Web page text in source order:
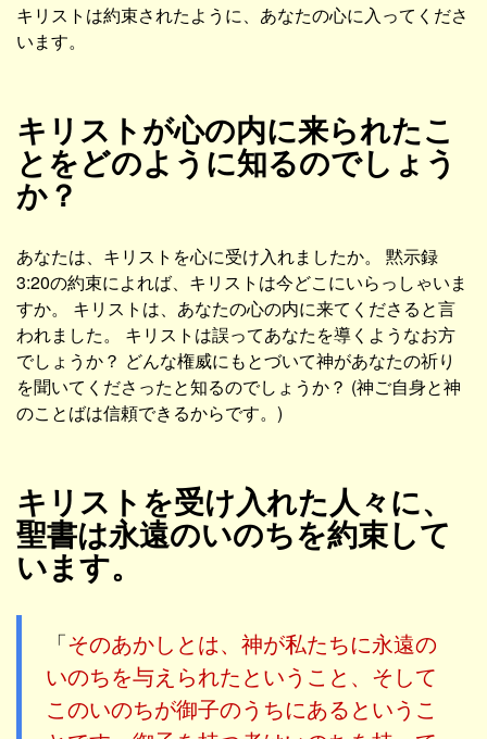
キリストは約束されたように、あなたの心に入ってくださ
います。
キリストが心の内に来られたこ
とをどのように知るのでしょう
か？
あなたは、キリストを心に受け入れましたか。 黙示録
3:20の約束によれば、キリストは今どこにいらっしゃいま
すか。 キリストは、あなたの心の内に来てくださると言
われました。 キリストは誤ってあなたを導くようなお方
でしょうか？ どんな権威にもとづいて神があなたの祈り
を聞いてくださったと知るのでしょうか？ (神ご自身と神
のことばは信頼できるからです。)
キリストを受け入れた人々に、
聖書は永遠のいのちを約束して
います。
「そのあかしとは、神が私たちに永遠の
いのちを与えられたということ、そして
このいのちが御子のうちにあるというこ